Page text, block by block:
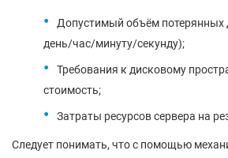
Допустимый объём потерянных
день/час/минуту/секунду);
Требования к дисковому
стоимость;
Затраты ресурсов сервера на
Следует понимать, что с помощью